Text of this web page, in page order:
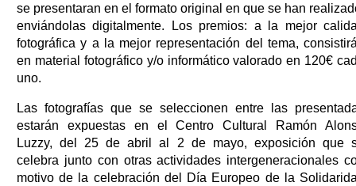
se presentaran en el formato original en que se han
enviándolas digitalmente. Los premios: a la mejor
fotográfica y a la mejor representación del tema,
en material fotográfico y/o informático valorado en 120€
uno.
Las fotografías que se seleccionen entre las
estarán expuestas en el Centro Cultural Ramón
Luzzy, del 25 de abril al 2 de mayo, exposición que
celebra junto con otras actividades intergeneracionales
motivo de la celebración del Día Europeo de la